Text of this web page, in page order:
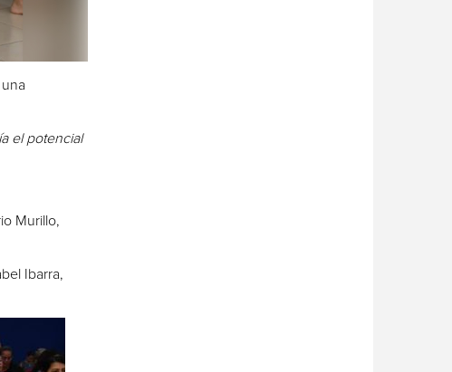
el potencial
Murillo,
Ibarra,